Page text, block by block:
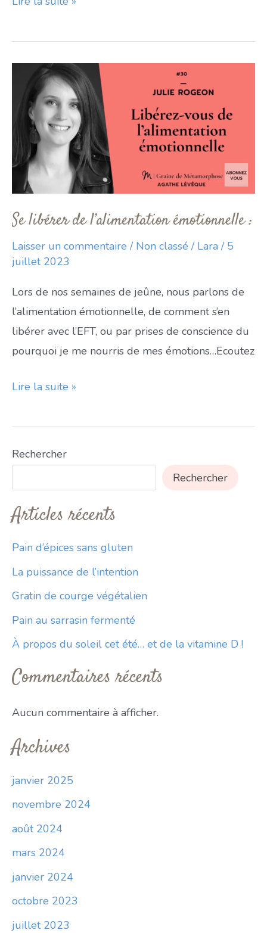
bonnes
Se libérer de l’alimentation émotionnelle :
Laisser un commentaire / Non classé / Lara / 5
juillet 2023
Lors de nos semaines de jeûne, nous parlons de
l’alimentation émotionnelle, de comment s’en
libérer avec l’EFT, ou par prises de conscience du
pourquoi je me nourris de mes émotions…Ecoutez
Se
de
émotionnelle
Lire la suite »
Rechercher
Rechercher
Articles récents
Pain d’épices sans gluten
La puissance de l’intention
Gratin de courge végétalien
Pain au sarrasin fermenté
À propos du soleil cet été… et de la vitamine D !
Commentaires récents
Aucun commentaire à afficher.
Archives
janvier 2025
novembre 2024
août 2024
mars 2024
janvier 2024
octobre 2023
juillet 2023